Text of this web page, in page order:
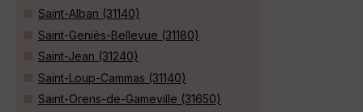
Saint-Alban (31140)
Saint-Geniès-Bellevue (31180)
Saint-Jean (31240)
Saint-Loup-Cammas (31140)
Saint-Orens-de-Gameville (31650)